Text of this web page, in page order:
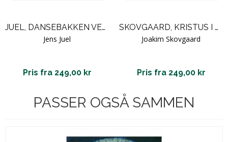
JUEL, DANSEBAKKEN VED SORGENFRI
Jens Juel
Pris fra 249,00 kr
SKOVGAARD, KRISTUS I DE DØDES RIGE
Joakim Skovgaard
Pris fra 249,00 kr
PASSER OGSÅ SAMMEN